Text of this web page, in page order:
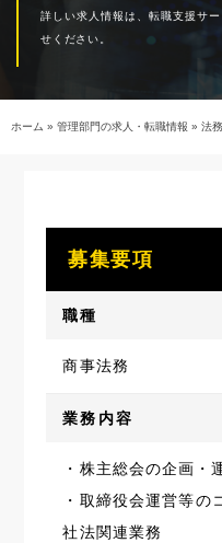
詳しい求人情報は、転職支援サ
せください。
ホーム » 管理部門の求人・転職情報 » 法
募集要項
職種
商事法務
業務内容
・株主総会の企画・
・取締役会運営等の
社法関連業務